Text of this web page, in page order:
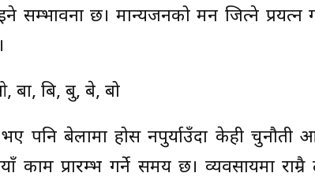
सम्भावना छ। मान्यजनको मन जित्ने
बा, बि, बु, बे, बो
भए पनि बेलामा होस नपुर्याउँदा केही
काम प्रारम्भ गर्ने समय छ। व्यवसायमा